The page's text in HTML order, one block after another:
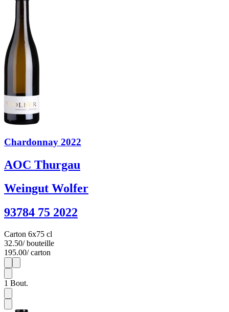
Chardonnay 2022
AOC Thurgau
Weingut Wolfer
93784 75 2022
Carton 6x75 cl
32.50/ bouteille
195.00/ carton
1
1 Bout.